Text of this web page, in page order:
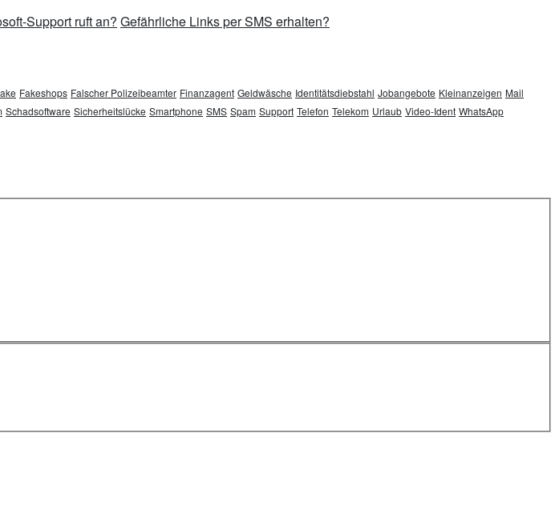
der
Support ruft an? Gefährliche Links per SMS erhalten?
Fakeshops Falscher Polizeibeamter Finanzagent Geldwäsche Identitätsdiebstahl Jobangebote Kleinanzeigen Mail
Schadsoftware Sicherheitslücke Smartphone SMS Spam Support Telefon Telekom Urlaub Video-Ident WhatsApp